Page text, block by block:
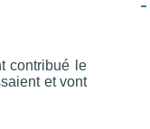
contribué le
et vont